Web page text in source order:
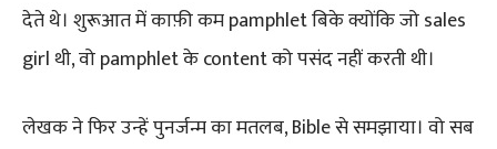
देते थे। शुरूआत में काफ़ी कम pamphlet बिके क्योंकि जो sales
girl थी, वो pamphlet के content को पसंद नहीं करती थी।
लेखक ने फिर उन्हें पुनर्जन्म का मतलब, Bible से समझाया। वो सब